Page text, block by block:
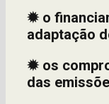
✹ o
adaptação
✹ os
das